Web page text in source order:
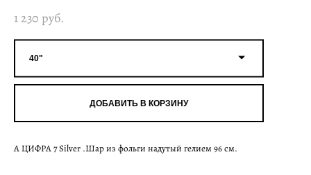
1 230 pуб.
40"
ДОБАВИТЬ В КОРЗИНУ
А ЦИФРА 7 Silver .Шар из фольги надутый гелием 96 см.